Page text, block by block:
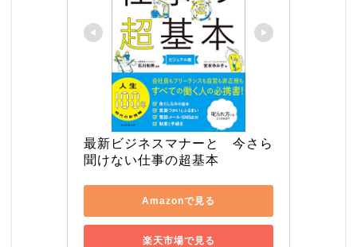
最新ビジネスマナーと　今さら
聞けない仕事の超基本
Amazonで見る
楽天市場で見る